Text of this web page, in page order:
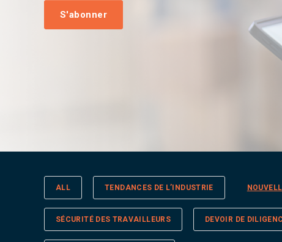
S'abonner
ALL TENDANCES DE L’INDUSTRIE
SÉCURITÉ DES TRAVAILLEURS DEVOIR DE